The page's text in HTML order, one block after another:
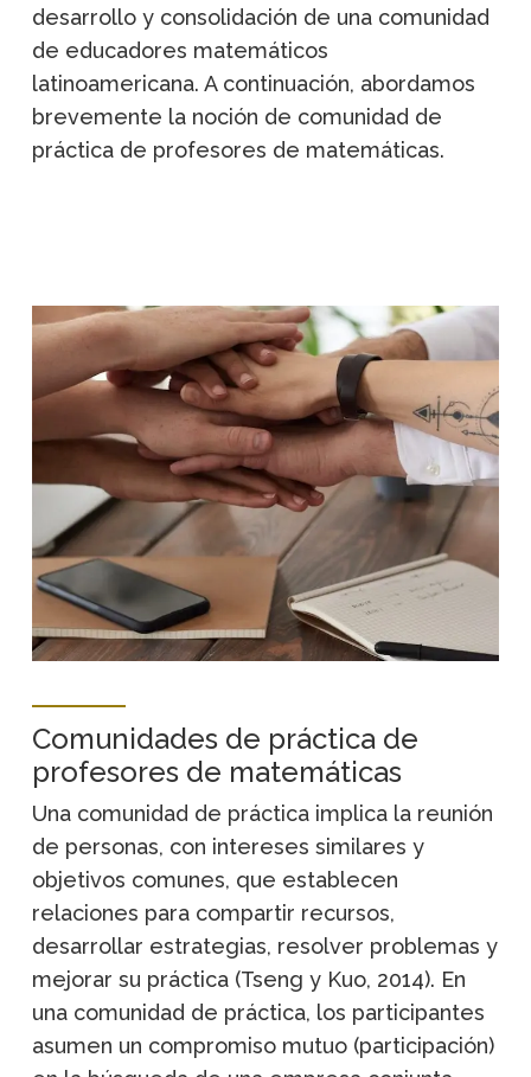
desarrollo y consolidación de una comunidad
de educadores matemáticos
latinoamericana. A continuación, abordamos
brevemente la noción de comunidad de
práctica de profesores de matemáticas.
Comunidades de práctica de
profesores de matemáticas
Una comunidad de práctica implica la reunión
de personas, con intereses similares y
objetivos comunes, que establecen
relaciones para compartir recursos,
desarrollar estrategias, resolver problemas y
mejorar su práctica (Tseng y Kuo, 2014). En
una comunidad de práctica, los participantes
asumen un compromiso mutuo (participación)